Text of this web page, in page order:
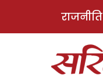
राजनीति